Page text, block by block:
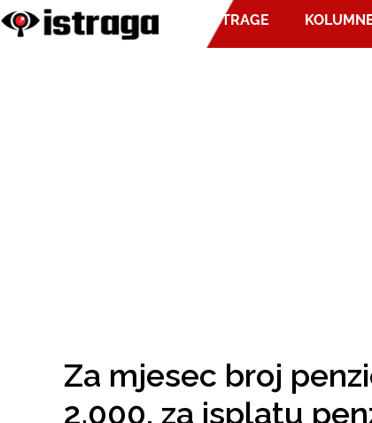
ISTRAGE
Za mjesec broj
2.000, za isplatu